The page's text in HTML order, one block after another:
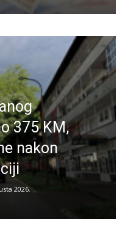
375 KM,
nakon
2026.